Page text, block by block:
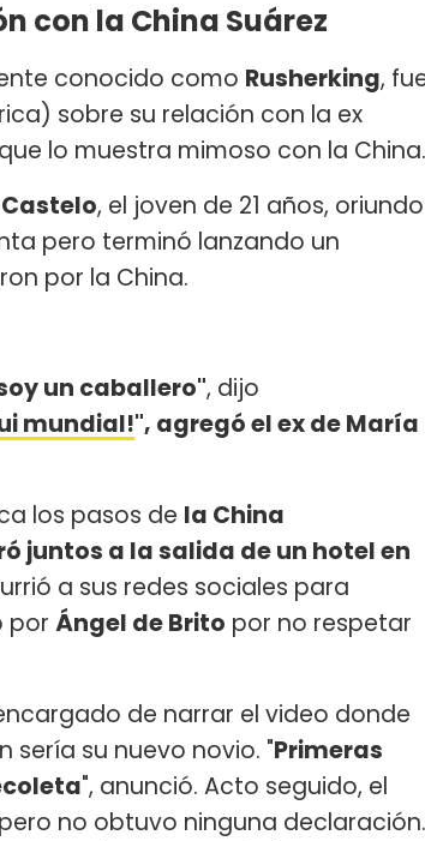
con la China Suárez
conocido como Rusherking,
sobre su relación con la ex
lo muestra mimoso con la China.
, el joven de 21 años, oriundo
pero terminó lanzando un
por la China.
un caballero", dijo
mundial!", agregó el ex de María
los pasos de la China
juntos a la salida de un hotel en
a sus redes sociales para
por Ángel de Brito por no respetar
de narrar el video donde
sería su nuevo novio. "Primeras
", anunció. Acto seguido, el
no obtuvo ninguna declaración.